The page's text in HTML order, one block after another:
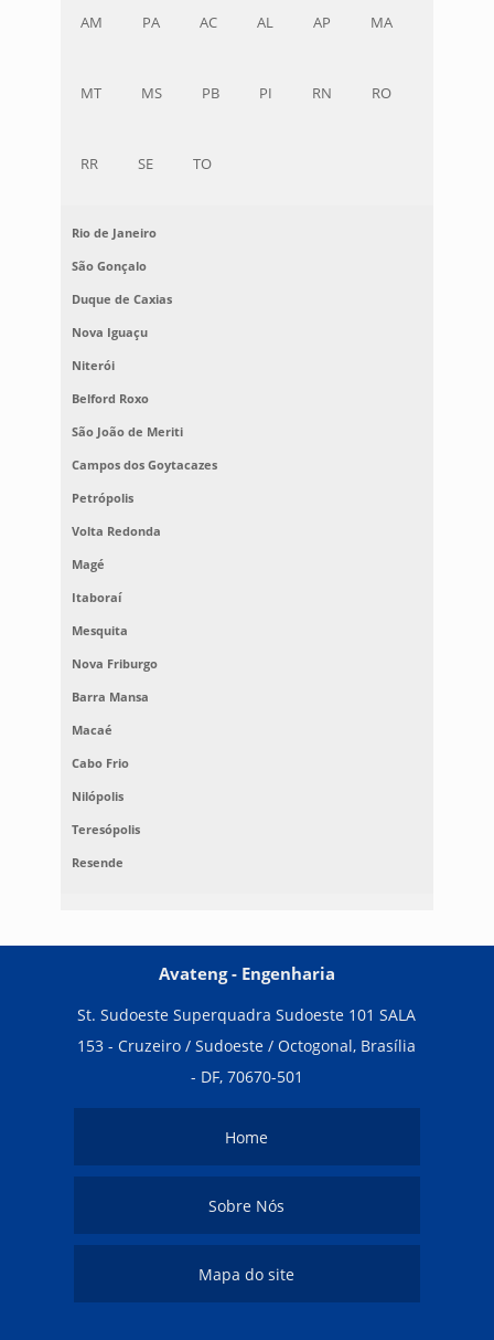
AM PA AC AL AP MA
MT MS PB PI RN RO
RR SE TO
Rio de Janeiro
São Gonçalo
Duque de Caxias
Nova Iguaçu
Niterói
Belford Roxo
São João de Meriti
Campos dos Goytacazes
Petrópolis
Volta Redonda
Magé
Itaboraí
Mesquita
Nova Friburgo
Barra Mansa
Macaé
Cabo Frio
Nilópolis
Teresópolis
Resende
Avateng - Engenharia
St. Sudoeste Superquadra Sudoeste 101 SALA
153 - Cruzeiro / Sudoeste / Octogonal, Brasília
- DF, 70670-501
Home
Sobre Nós
Mapa do site